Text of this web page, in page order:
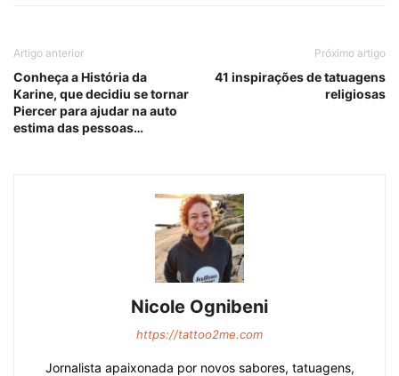
Artigo anterior
Conheça a História da
Karine, que decidiu se tornar
Piercer para ajudar na auto
estima das pessoas…
Próximo artigo
41 inspirações de tatuagens
religiosas
Nicole Ognibeni
https://tattoo2me.com
Jornalista apaixonada por novos sabores, tatuagens,